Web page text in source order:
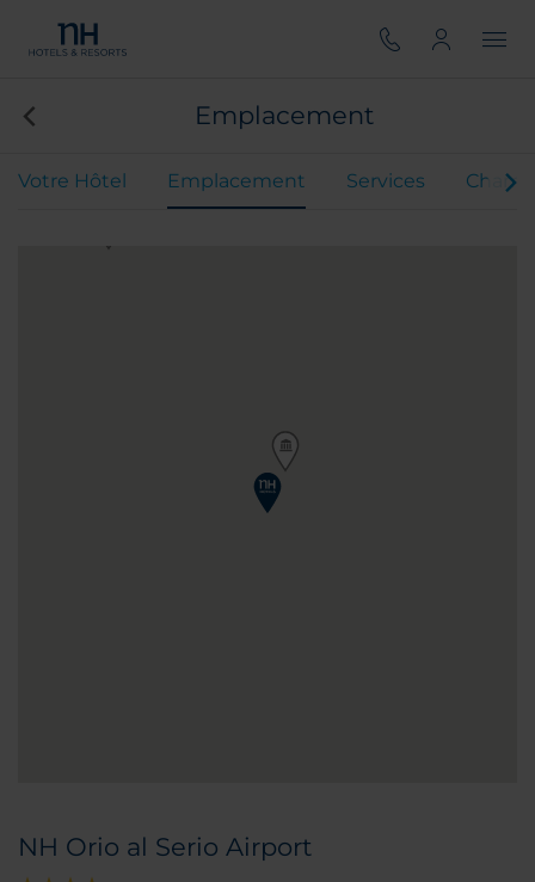
Emplacement
Votre Hôtel Emplacement Services
NH Orio al Serio Airport